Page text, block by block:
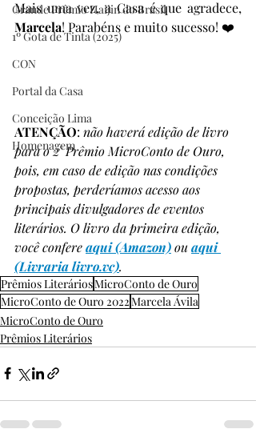
Grande Prêmio Haijin do Brasil
1º Gota de Tinta (2025)
CON
Portal da Casa
Conceição Lima
Homenagem
Marcela! Parabéns e muito sucesso! ❤️
ATENÇÃO: não haverá edição de livro
para o 2° Prêmio MicroConto de Ouro,
pois, em caso de edição nas condições
propostas, perderíamos acesso aos
principais divulgadores de eventos
literários. O livro da primeira edição,
você confere aqui (Amazon) ou aqui
(Livraria livro.vc).
Prêmios LiteráriosMicroConto de Ouro
MicroConto de Ouro 2022Marcela Ávila
MicroConto de Ouro
Prêmios Literários